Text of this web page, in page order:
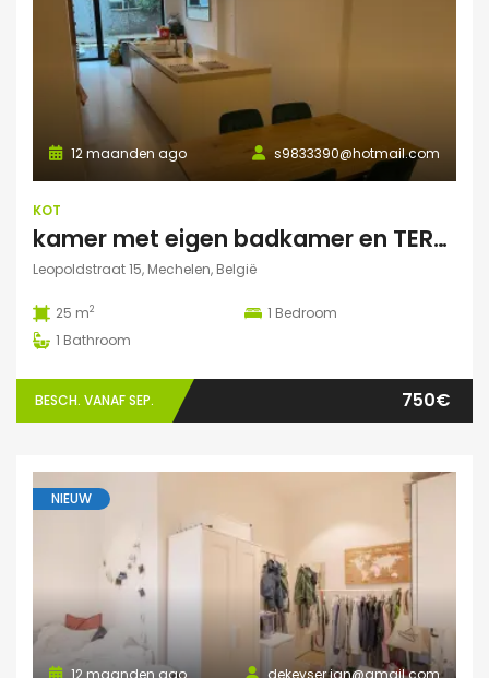
s9833390@hotmail.com
12 maanden ago
KOT
kamer met eigen badkamer en TERRAS
Leopoldstraat 15, Mechelen, België
25 m2 1 Bedroom
1 Bathroom
BESCH. VANAF SEP. 750€
NIEUW